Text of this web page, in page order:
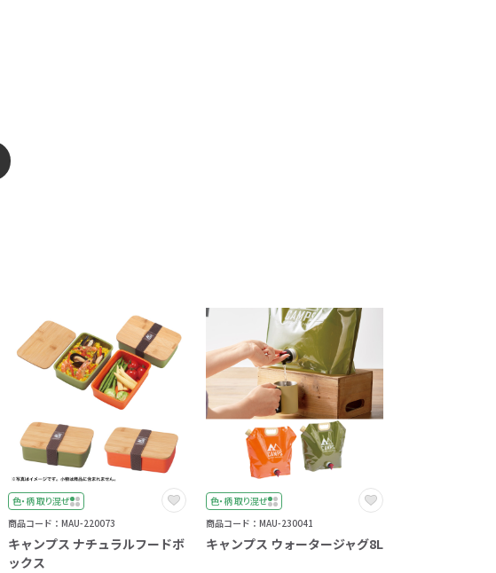
色・柄 取り混ぜ
商品コード：MAU-220073
キャンプス ナチュラルフードボ
ックス
色・柄 取り混ぜ
商品コード：MAU-230041
キャンプス ウォータージャグ8L